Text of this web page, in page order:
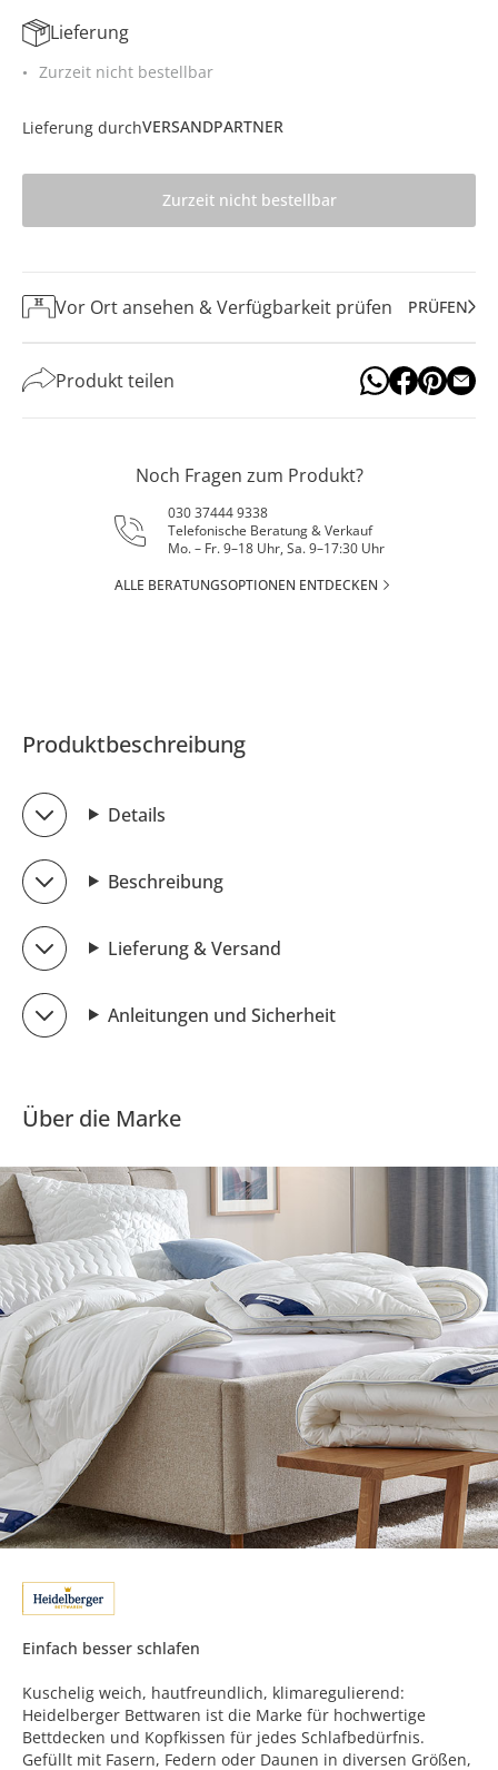
Lieferung
Zurzeit nicht bestellbar
Lieferung durchVERSANDPARTNER
Zurzeit nicht bestellbar
Vor Ort ansehen & Verfügbarkeit prüfen PRÜFEN
Produkt teilen
Noch Fragen zum Produkt?
030 37444 9338
Telefonische Beratung & Verkauf
Mo. – Fr. 9–18 Uhr, Sa. 9–17:30 Uhr
ALLE BERATUNGSOPTIONEN ENTDECKEN
Produktbeschreibung
Details
Beschreibung
Lieferung & Versand
Anleitungen und Sicherheit
Über die Marke
Einfach besser schlafen
Kuschelig weich, hautfreundlich, klimaregulierend:
Heidelberger Bettwaren ist die Marke für hochwertige
Bettdecken und Kopfkissen für jedes Schlafbedürfnis.
Gefüllt mit Fasern, Federn oder Daunen in diversen Größen,